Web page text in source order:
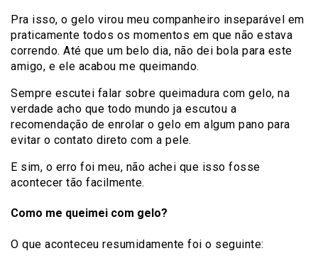
Pra isso, o gelo virou meu companheiro inseparável em
praticamente todos os momentos em que não estava
correndo. Até que um belo dia, não dei bola para este
amigo, e ele acabou me queimando.
Sempre escutei falar sobre queimadura com gelo, na
verdade acho que todo mundo ja escutou a
recomendação de enrolar o gelo em algum pano para
evitar o contato direto com a pele.
E sim, o erro foi meu, não achei que isso fosse
acontecer tão facilmente.
Como me queimei com gelo?
O que aconteceu resumidamente foi o seguinte: